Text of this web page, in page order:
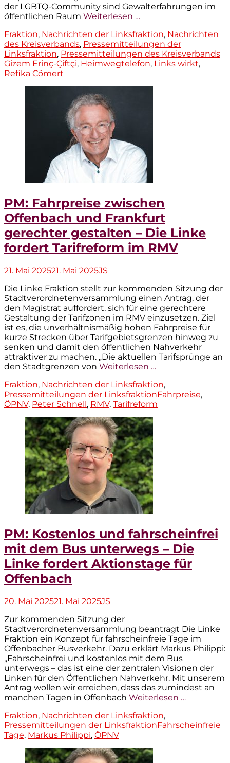
der LGBTQ-Community sind Gewalterfahrungen im
öffentlichen Raum Weiterlesen …
Kategorien
Fraktion, Nachrichten der Linksfraktion, Nachrichten
des Kreisverbands, Pressemitteilungen der
Linksfraktion, Pressemitteilungen des Kreisverbands
Gizem Erinç-Çiftçi, Heimwegtelefon, Links wirkt,
Refika Cömert
PM: Fahrpreise zwischen
Offenbach und Frankfurt
gerechter gestalten – Die Linke
fordert Tarifreform im RMV
Veröffentlicht
21. Mai 202521. Mai 2025Autor
JS
Die Linke Fraktion stellt zur kommenden Sitzung der
Stadtverordnetenversammlung einen Antrag, der
den Magistrat auffordert, sich für eine gerechtere
Gestaltung der Tarifzonen im RMV einzusetzen. Ziel
ist es, die unverhältnismäßig hohen Fahrpreise für
kurze Strecken über Tarifgebietsgrenzen hinweg zu
senken und damit den öffentlichen Nahverkehr
attraktiver zu machen. „Die aktuellen Tarifsprünge an
den Stadtgrenzen von Weiterlesen …
Kategorien
Fraktion, Nachrichten der Linksfraktion,
Pressemitteilungen der LinksfraktionTags
Fahrpreise,
ÖPNV, Peter Schnell, RMV, Tarifreform
PM: Kostenlos und fahrscheinfrei
mit dem Bus unterwegs – Die
Linke fordert Aktionstage für
Offenbach
Veröffentlicht
20. Mai 202521. Mai 2025Autor
JS
Zur kommenden Sitzung der
Stadtverordnetenversammlung beantragt Die Linke
Fraktion ein Konzept für fahrscheinfreie Tage im
Offenbacher Busverkehr. Dazu erklärt Markus Philippi:
„Fahrscheinfrei und kostenlos mit dem Bus
unterwegs – das ist eine der zentralen Visionen der
Linken für den Öffentlichen Nahverkehr. Mit unserem
Antrag wollen wir erreichen, dass das zumindest an
manchen Tagen in Offenbach Weiterlesen …
Kategorien
Fraktion, Nachrichten der Linksfraktion,
Pressemitteilungen der LinksfraktionTags
Fahrscheinfreie
Tage, Markus Philippi, ÖPNV